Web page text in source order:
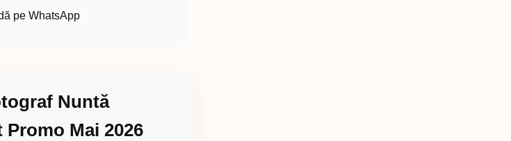
pe WhatsApp
Nuntă
Promo Mai 2026